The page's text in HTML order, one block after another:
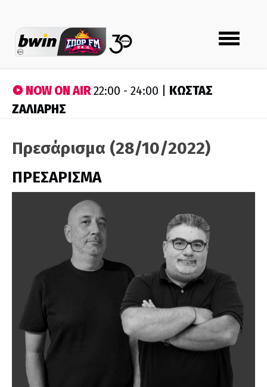
Toggle
navigation
NOW ON AIR22:00 - 24:00 | ΚΩΣΤΑΣ
ΖΑΛΙΑΡΗΣ
Πρεσάρισμα (28/10/2022)
ΠΡΕΣΑΡΙΣΜΑ